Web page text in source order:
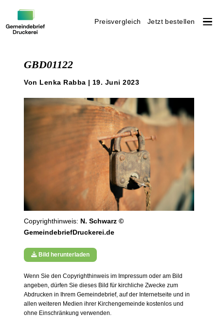
Preisvergleich Jetzt bestellen
GBD01122
Von Lenka Rabba | 19. Juni 2023
Copyrighthinweis: N. Schwarz ©
GemeindebriefDruckerei.de
Bild herunterladen
Wenn Sie den Copyrighthinweis im Impressum oder am Bild
angeben, dürfen Sie dieses Bild für kirchliche Zwecke zum
Abdrucken in Ihrem Gemeindebrief, auf der Internetseite und in
allen weiteren Medien ihrer Kirchengemeinde kostenlos und
ohne Einschränkung verwenden.